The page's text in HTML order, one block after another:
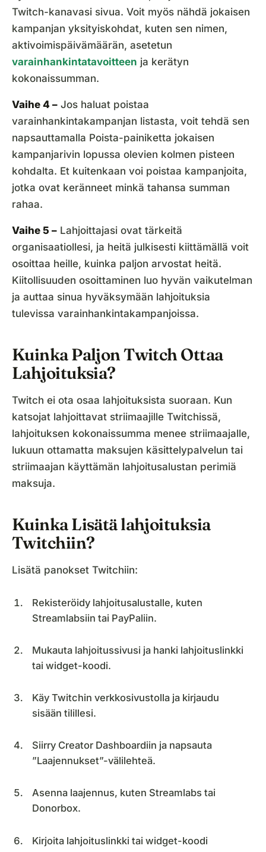
Twitch-kanavasi sivua. Voit myös nähdä jokaisen
kampanjan yksityiskohdat, kuten sen nimen,
aktivoimispäivämäärän, asetetun
varainhankintatavoitteen ja kerätyn
kokonaissumman.
Vaihe 4 – Jos haluat poistaa
varainhankintakampanjan listasta, voit tehdä sen
napsauttamalla Poista-painiketta jokaisen
kampanjarivin lopussa olevien kolmen pisteen
kohdalta. Et kuitenkaan voi poistaa kampanjoita,
jotka ovat keränneet minkä tahansa summan
rahaa.
Vaihe 5 – Lahjoittajasi ovat tärkeitä
organisaatiollesi, ja heitä julkisesti kiittämällä voit
osoittaa heille, kuinka paljon arvostat heitä.
Kiitollisuuden osoittaminen luo hyvän vaikutelman
ja auttaa sinua hyväksymään lahjoituksia
tulevissa varainhankintakampanjoissa.
Kuinka Paljon Twitch Ottaa
Lahjoituksia?
Twitch ei ota osaa lahjoituksista suoraan. Kun
katsojat lahjoittavat striimaajille Twitchissä,
lahjoituksen kokonaissumma menee striimaajalle,
lukuun ottamatta maksujen käsittelypalvelun tai
striimaajan käyttämän lahjoitusalustan perimiä
maksuja.
Kuinka Lisätä lahjoituksia
Twitchiin?
Lisätä panokset Twitchiin:
Rekisteröidy lahjoitusalustalle, kuten
Streamlabsiin tai PayPaliin.
Mukauta lahjoitussivusi ja hanki lahjoituslinkki
tai widget-koodi.
Käy Twitchin verkkosivustolla ja kirjaudu
sisään tilillesi.
Siirry Creator Dashboardiin ja napsauta
”Laajennukset”-välilehteä.
Asenna laajennus, kuten Streamlabs tai
Donorbox.
Kirjoita lahjoituslinkki tai widget-koodi